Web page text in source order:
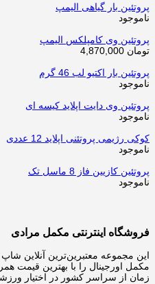
پروتئین بار گیاهی الیمپ
ناموجود
پروتئین وی کامپلکس الیمپ
تومان
پروتئین بار اکتیو لب 46 گرم
ناموجود
پروتئین وی دایت اپلاید کیسه ای
ناموجود
کوکی رژیمی پروتئنی اپلاید 12 عددی
ناموجود
پروتئین کازیین فاز 8 ماسل تک
ناموجود
فروشگاه اینترنتی مکمل مرادی
این مجموعه معتبرین‌ترین آنلاین
مکمل اورجینال را با بهترین قیمت
زمان از سراسر کشور در اختیار